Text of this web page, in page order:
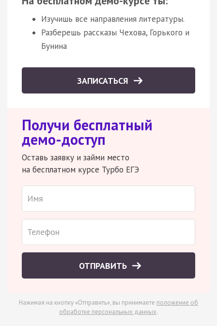
Изучишь все направления литературы.
Разберешь рассказы Чехова, Горького и
Бунина
ЗАПИСАТЬСЯ
Получи бесплатный
демо-доступ
Оставь заявку и займи место
на бесплатном курсе Турбо ЕГЭ
ОТПРАВИТЬ
Нажимая на кнопку «Отправить», вы принимаете положение об
обработке персональных данных.